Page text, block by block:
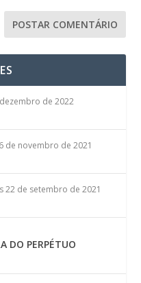
de 2022
de novembro de 2021
22 de setembro de 2021
DO PERPÉTUO